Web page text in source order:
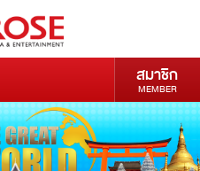
สมาชิก
MEMBER